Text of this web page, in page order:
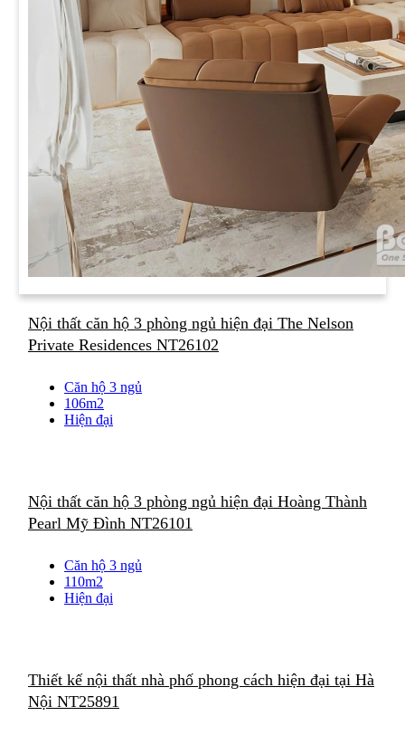
Nội thất căn hộ 3 phòng ngủ hiện đại The Nelson
Private Residences NT26102
Căn hộ 3 ngủ
106m2
Hiện đại
Nội thất căn hộ 3 phòng ngủ hiện đại Hoàng Thành
Pearl Mỹ Đình NT26101
Căn hộ 3 ngủ
110m2
Hiện đại
Thiết kế nội thất nhà phố phong cách hiện đại tại Hà
Nội NT25891